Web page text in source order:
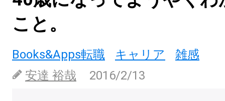
こと。
Books&Apps転職 キャリア
雑感
安達 裕哉
2016/2/13